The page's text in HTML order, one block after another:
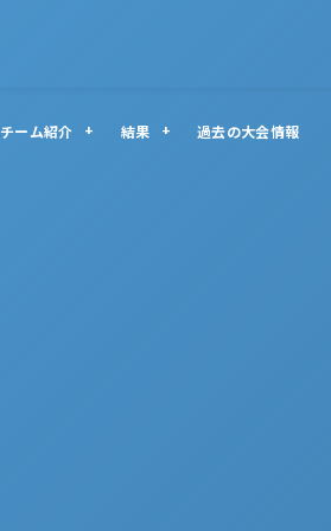
チーム紹介 結果 過去の大会情報